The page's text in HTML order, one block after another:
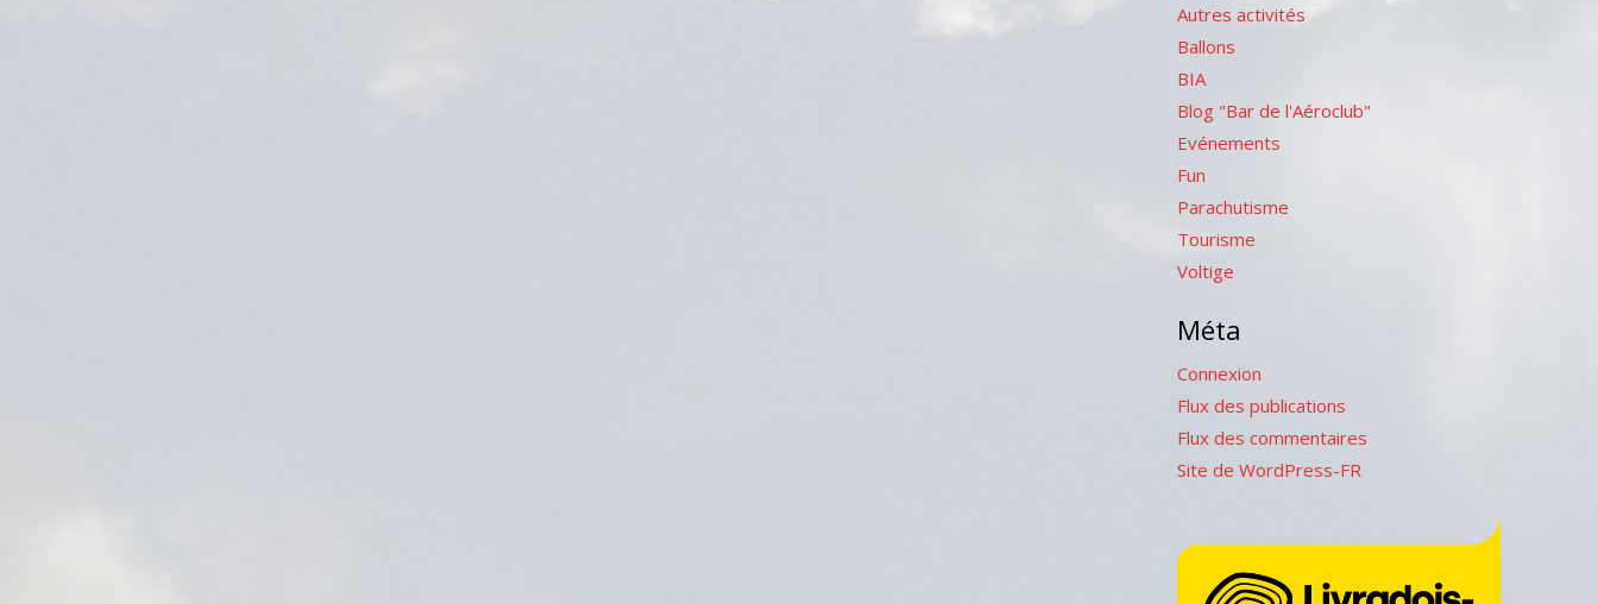
Autres activités
Ballons
BIA
Blog "Bar de l'Aéroclub"
Evénements
Fun
Parachutisme
Tourisme
Voltige
Méta
Connexion
Flux des publications
Flux des commentaires
Site de WordPress-FR